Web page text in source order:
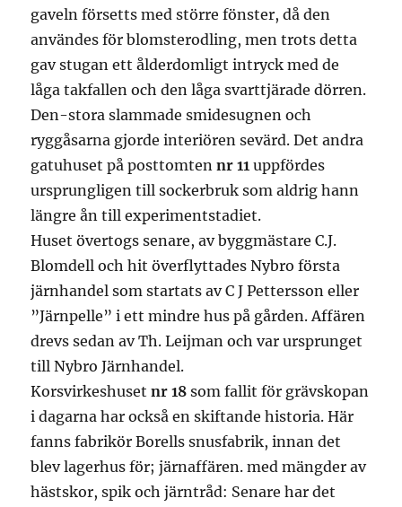
gaveln försetts med större fönster, då den
användes för blomsterodling, men trots detta
gav stugan ett ålderdomligt intryck med de
låga takfallen och den låga svarttjärade dörren.
Den-stora slammade smidesugnen och
ryggåsarna gjorde interiören sevärd. Det andra
gatuhuset på posttomtennr 11 uppfördes
ursprungligen till sockerbruk som aldrig hann
längre ån till experimentstadiet.
Huset övertogs senare, av byggmästare C.J.
Blomdell och hit överflyttades Nybro första
järnhandel som startats av C J Pettersson eller
”Järnpelle” i ett mindre hus på gården. Affären
drevs sedan av Th. Leijman och var ursprunget
till Nybro Järnhandel.
Korsvirkeshusetnr 18som fallit för grävskopan
i dagarna har också en skiftande historia. Här
fanns fabrikör Borells snusfabrik, innan det
blev lagerhus för; järnaffären. med mängder av
hästskor, spik och järntråd: Senare har det